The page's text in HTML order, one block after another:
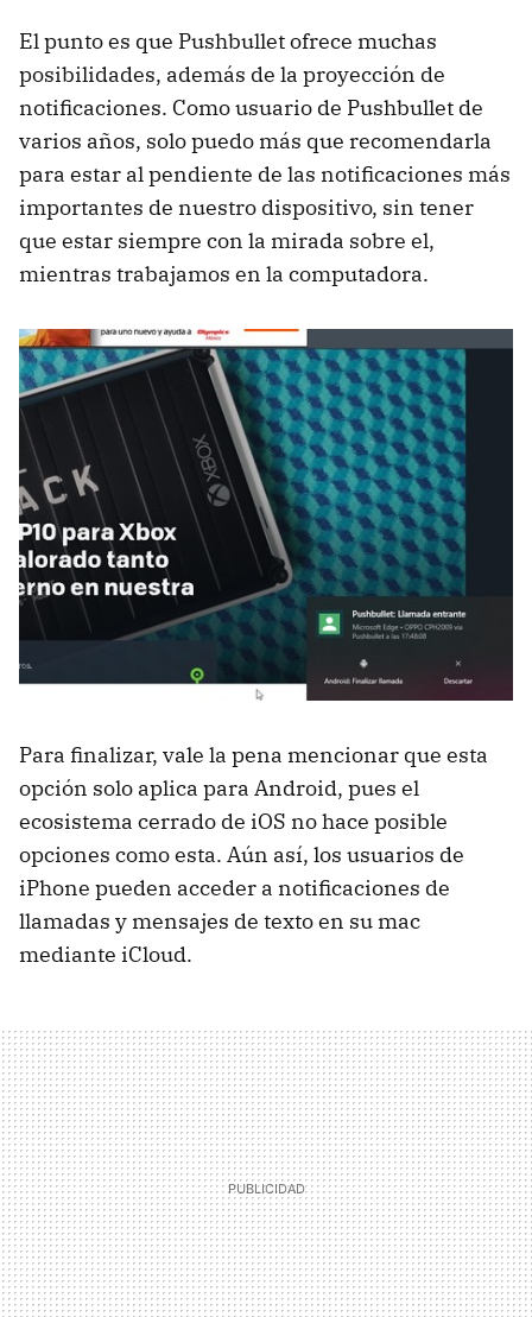
El punto es que Pushbullet ofrece muchas
posibilidades, además de la proyección de
notificaciones. Como usuario de Pushbullet de
varios años, solo puedo más que recomendarla
para estar al pendiente de las notificaciones más
importantes de nuestro dispositivo, sin tener
que estar siempre con la mirada sobre el,
mientras trabajamos en la computadora.
Para finalizar, vale la pena mencionar que esta
opción solo aplica para Android, pues el
ecosistema cerrado de iOS no hace posible
opciones como esta. Aún así, los usuarios de
iPhone pueden acceder a notificaciones de
llamadas y mensajes de texto en su mac
mediante iCloud.